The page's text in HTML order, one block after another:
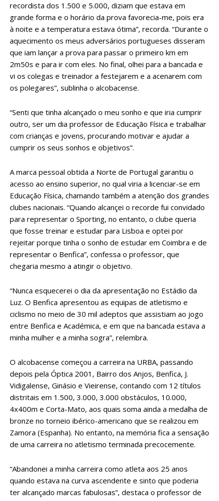
recordista dos 1.500 e 5.000, diziam que estava em
grande forma e o horário da prova favorecia-me, pois era
à noite e a temperatura estava ótima”, recorda. “Durante o
aquecimento os meus adversários portugueses disseram
que iam lançar a prova para passar o primeiro km em
2m50s e para ir com eles. No final, olhei para a bancada e
vi os colegas e treinador a festejarem e a acenarem com
os polegares”, sublinha o alcobacense.
“Senti que tinha alcançado o meu sonho e que iria cumprir
outro, ser um dia professor de Educação Física e trabalhar
com crianças e jovens, procurando motivar e ajudar a
cumprir os seus sonhos e objetivos”.
A marca pessoal obtida a Norte de Portugal garantiu o
acesso ao ensino superior, no qual viria a licenciar-se em
Educação Física, chamando também a atenção dos grandes
clubes nacionais. “Quando alcançei o recorde fui convidado
para representar o Sporting, no entanto, o clube queria
que fosse treinar e estudar para Lisboa e optei por
rejeitar porque tinha o sonho de estudar em Coimbra e de
representar o Benfica”, confessa o professor, que
chegaria mesmo a atingir o objetivo.
“Nunca esquecerei o dia da apresentação no Estádio da
Luz. O Benfica apresentou as equipas de atletismo e
ciclismo no meio de 30 mil adeptos que assistiam ao jogo
entre Benfica e Académica, e em que na bancada estava a
minha mulher e a minha sogra”, relembra.
O alcobacense começou a carreira na URBA, passando
depois pela Óptica 2001, Bairro dos Anjos, Benfica, J.
Vidigalense, Ginásio e Vieirense, contando com 12 títulos
distritais em 1.500, 3.000, 3.000 obstáculos, 10.000,
4x400m e Corta-Mato, aos quais soma ainda a medalha de
bronze no torneio ibérico-americano que se realizou em
Zamora (Espanha). No entanto, na memória fica a sensação
de uma carreira no atletismo terminada precocemente.
“Abandonei a minha carreira como atleta aos 25 anos
quando estava na curva ascendente e sinto que poderia
ter alcançado marcas fabulosas”, destaca o professor de